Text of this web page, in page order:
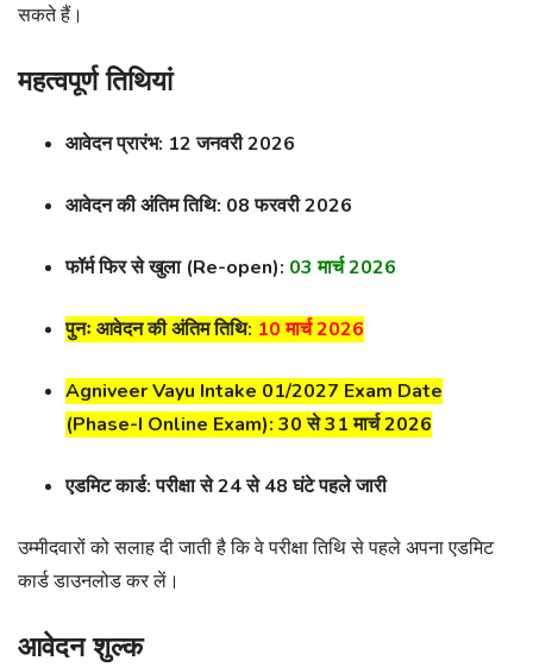
सकते हैं।
महत्वपूर्ण तिथियां
आवेदन प्रारंभ: 12 जनवरी 2026
आवेदन की अंतिम तिथि: 08 फरवरी 2026
फॉर्म फिर से खुला (Re-open): 03 मार्च 2026
पुनः आवेदन की अंतिम तिथि: 10 मार्च 2026
Agniveer Vayu Intake 01/2027 Exam Date
(Phase-I Online Exam): 30 से 31 मार्च 2026
एडमिट कार्ड: परीक्षा से 24 से 48 घंटे पहले जारी
उम्मीदवारों को सलाह दी जाती है कि वे परीक्षा तिथि से पहले अपना एडमिट
कार्ड डाउनलोड कर लें।
आवेदन शुल्क